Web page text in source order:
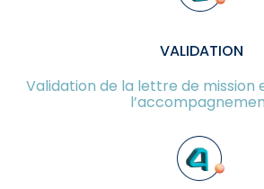
VALIDATION
Validation de la lettre de mission